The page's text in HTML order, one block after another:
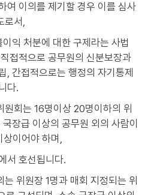
여 이의를 제기할 경우 이를 심사
로서,
익 처분에 대한 구제라는 사법
접적으로 공무원의 신분보장과
, 간접적으로는 행정의 자기통제
다.
원회는 16명이상 20명이하의 위
장급 이상의 공무원 외의 사람이
상이어야 하며,
서 호선됩니다.
위원장 1명과 매회 지정되는 위